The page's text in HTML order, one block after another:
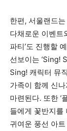
한편, 서울랜드
다채로운 이벤트
파티’도 진행할
선보이는 ‘Sing!
Sing! 캐릭터 뮤
가족이 함께 신
마련된다. 또한 ‘
들에게 꽃반지를
귀여운 풍선 아